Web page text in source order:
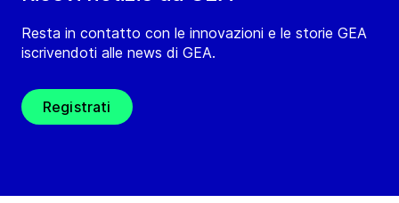
Resta in contatto con le innovazioni e le storie GEA
iscrivendoti alle news di GEA.
Registrati